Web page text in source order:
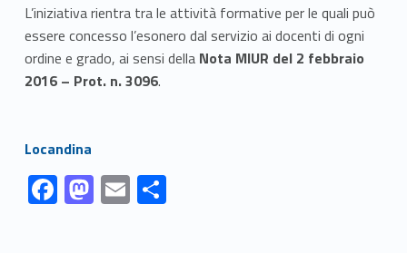
L’iniziativa rientra tra le attività formative per le quali può
essere concesso l’esonero dal servizio ai docenti di ogni
ordine e grado, ai sensi della Nota MIUR del 2 febbraio
2016 – Prot. n. 3096.
Link identifier #identifier__62373-2Locandina
Link identifier #identifier__111371-1
F
ac
Link identifier #identifier__149526-2 M
as
Link identifier #identifier__31412-3 E
m
Link identifier #identifier__142477-4 C